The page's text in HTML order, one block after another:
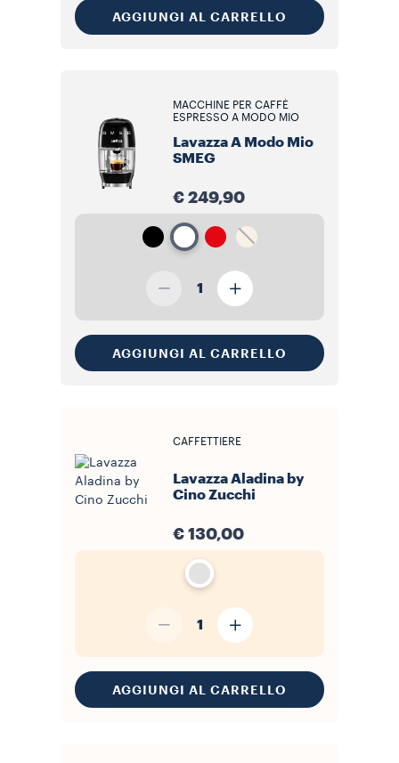
AGGIUNGI AL CARRELLO
MACCHINE PER CAFFÈ
ESPRESSO A MODO MIO
Lavazza A Modo Mio
SMEG
€ 249,90
1
AGGIUNGI AL CARRELLO
CAFFETTIERE
Lavazza Aladina by
Cino Zucchi
€ 130,00
1
AGGIUNGI AL CARRELLO